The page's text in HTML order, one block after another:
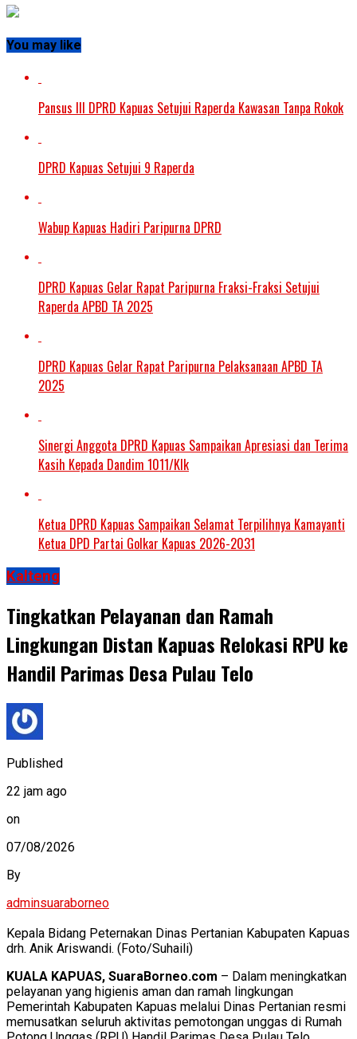
You may like
Pansus III DPRD Kapuas Setujui Raperda Kawasan Tanpa Rokok
DPRD Kapuas Setujui 9 Raperda
Wabup Kapuas Hadiri Paripurna DPRD
DPRD Kapuas Gelar Rapat Paripurna Fraksi-Fraksi Setujui
Raperda APBD TA 2025
DPRD Kapuas Gelar Rapat Paripurna Pelaksanaan APBD TA
2025
Sinergi Anggota DPRD Kapuas Sampaikan Apresiasi dan Terima
Kasih Kepada Dandim 1011/Klk
Ketua DPRD Kapuas Sampaikan Selamat Terpilihnya Kamayanti
Ketua DPD Partai Golkar Kapuas 2026-2031
Kalteng
Tingkatkan Pelayanan dan Ramah
Lingkungan Distan Kapuas Relokasi RPU ke
Handil Parimas Desa Pulau Telo
Published
22 jam ago
on
07/08/2026
By
adminsuaraborneo
Kepala Bidang Peternakan Dinas Pertanian Kabupaten Kapuas
drh. Anik Ariswandi. (Foto/Suhaili)
KUALA KAPUAS, SuaraBorneo.com – Dalam meningkatkan
pelayanan yang higienis aman dan ramah lingkungan
Pemerintah Kabupaten Kapuas melalui Dinas Pertanian resmi
memusatkan seluruh aktivitas pemotongan unggas di Rumah